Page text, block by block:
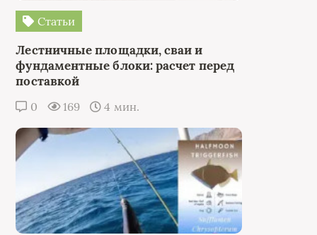
Статьи
Лестничные площадки, сваи и
фундаментные блоки: расчет перед
поставкой
0 169 4 мин.